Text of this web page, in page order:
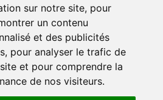
sur notre site, pour
un contenu
et des publicités
pour analyser le trafic de
et pour comprendre la
de nos visiteurs.
PAIEMENT ACCEPTÉS